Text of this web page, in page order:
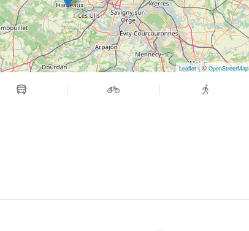
Leaflet| ©OpenStreetMap